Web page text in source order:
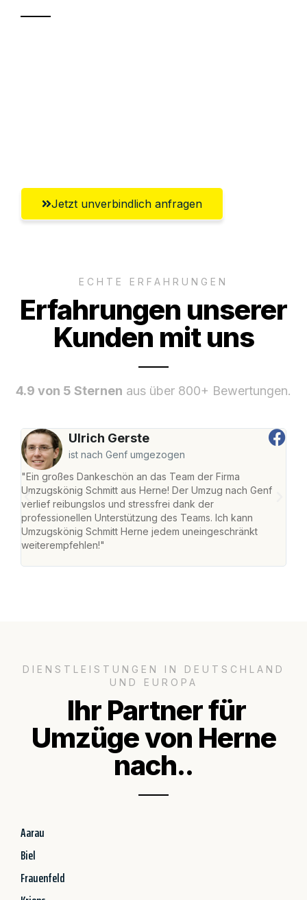
Jetzt unverbindlich anfragen
ECHTE ERFAHRUNGEN
Erfahrungen unserer
Kunden mit uns
4.9 von 5 Sternen aus über 800+ Bewertungen.
Ulrich Gerste
ist nach Genf umgezogen
"Ein großes Dankeschön an das Team der Firma
Umzugskönig Schmitt aus Herne! Der Umzug nach Genf
verlief reibungslos und stressfrei dank der
professionellen Unterstützung des Teams. Ich kann
Umzugskönig Schmitt Herne jedem uneingeschränkt
weiterempfehlen!"
DIENSTLEISTUNGEN IN DEUTSCHLAND
UND EUROPA
Ihr Partner für
Umzüge von Herne
nach..
Aarau
Biel
Frauenfeld